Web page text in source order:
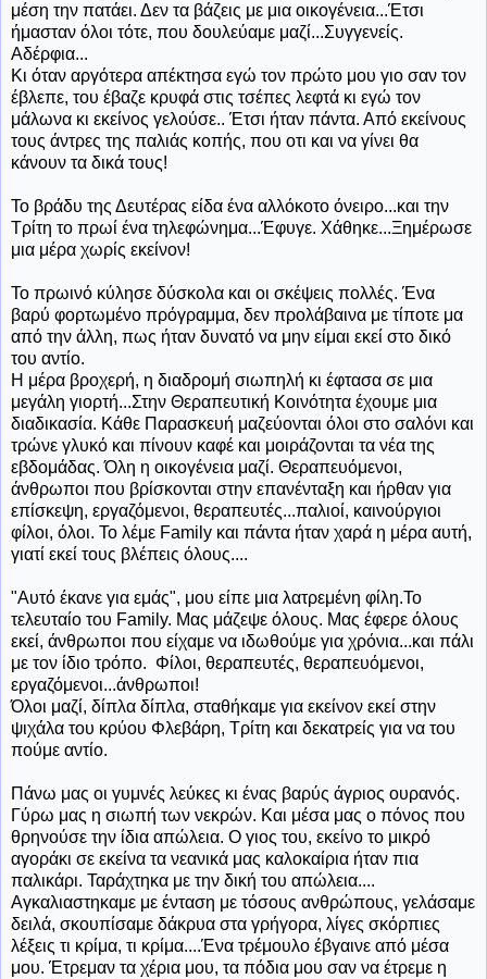
μέση την πατάει. Δεν τα βάζεις με μια οικογένεια...Έτσι
ήμασταν όλοι τότε, που δουλεύαμε μαζί...Συγγενείς.
Αδέρφια...
Κι όταν αργότερα απέκτησα εγώ τον πρώτο μου γιο σαν τον
έβλεπε, του έβαζε κρυφά στις τσέπες λεφτά κι εγώ τον
μάλωνα κι εκείνος γελούσε.. Έτσι ήταν πάντα. Από εκείνους
τους άντρες της παλιάς κοπής, που οτι και να γίνει θα
κάνουν τα δικά τους!
Το βράδυ της Δευτέρας είδα ένα αλλόκοτο όνειρο...και την
Τρίτη το πρωί ένα τηλεφώνημα...Έφυγε. Χάθηκε...Ξημέρωσε
μια μέρα χωρίς εκείνον!
Το πρωινό κύλησε δύσκολα και οι σκέψεις πολλές. Ένα
βαρύ φορτωμένο πρόγραμμα, δεν προλάβαινα με τίποτε μα
από την άλλη, πως ήταν δυνατό να μην είμαι εκεί στο δικό
του αντίο.
Η μέρα βροχερή, η διαδρομή σιωπηλή κι έφτασα σε μια
μεγάλη γιορτή...Στην Θεραπευτική Κοινότητα έχουμε μια
διαδικασία. Κάθε Παρασκευή μαζεύονται όλοι στο σαλόνι και
τρώνε γλυκό και πίνουν καφέ και μοιράζονται τα νέα της
εβδομάδας. Όλη η οικογένεια μαζί. Θεραπευόμενοι,
άνθρωποι που βρίσκονται στην επανένταξη και ήρθαν για
επίσκεψη, εργαζόμενοι, θεραπευτές...παλιοί, καινούργιοι
φίλοι, όλοι. Το λέμε Family και πάντα ήταν χαρά η μέρα αυτή,
γιατί εκεί τους βλέπεις όλους....
"Αυτό έκανε για εμάς", μου είπε μια λατρεμένη φίλη.Το
τελευταίο του Family. Μας μάζεψε όλους. Μας έφερε όλους
εκεί, άνθρωποι που είχαμε να ιδωθούμε για χρόνια...και πάλι
με τον ίδιο τρόπο. Φίλοι, θεραπευτές, θεραπευόμενοι,
εργαζόμενοι...άνθρωποι!
Όλοι μαζί, δίπλα δίπλα, σταθήκαμε για εκείνον εκεί στην
ψιχάλα του κρύου Φλεβάρη, Τρίτη και δεκατρείς για να του
πούμε αντίο.
Πάνω μας οι γυμνές λεύκες κι ένας βαρύς άγριος ουρανός.
Γύρω μας η σιωπή των νεκρών. Και μέσα μας ο πόνος που
θρηνούσε την ίδια απώλεια. Ο γιος του, εκείνο το μικρό
αγοράκι σε εκείνα τα νεανικά μας καλοκαίρια ήταν πια
παλικάρι. Ταράχτηκα με την δική του απώλεια....
Αγκαλιαστηκαμε με ένταση με τόσους ανθρώπους, γελάσαμε
δειλά, σκουπίσαμε δάκρυα στα γρήγορα, λίγες σκόρπιες
λέξεις τι κρίμα, τι κρίμα....Ένα τρέμουλο έβγαινε από μέσα
μου. Έτρεμαν τα χέρια μου, τα πόδια μου σαν να έτρεμε η